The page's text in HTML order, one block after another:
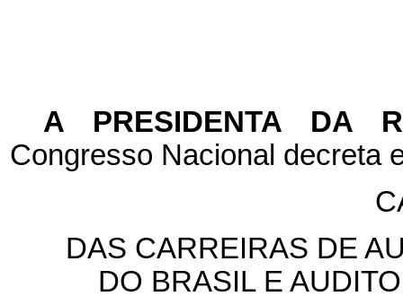
A PRESIDENTA DA
Congresso Nacional decreta
DAS CARREIRAS DE
DO BRASIL E